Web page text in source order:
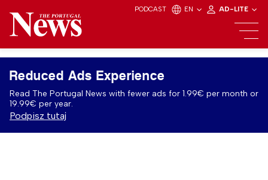
PODCAST EN AD-LITE
Reduced Ads Experience
Read The Portugal News with fewer ads for 1.99€ per month or
19.99€ per year.
Podpisz tutaj